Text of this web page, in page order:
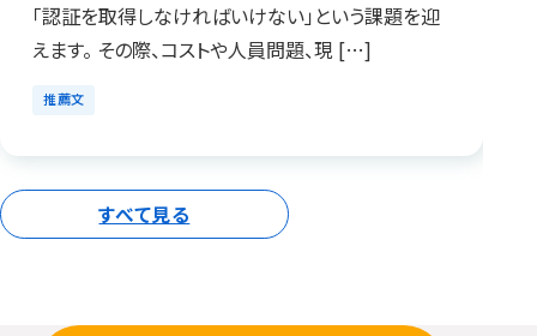
「認証を取得しなければいけない」という課題を迎
えます。 その際、コストや人員問題、現 […]
推薦文
すべて見る